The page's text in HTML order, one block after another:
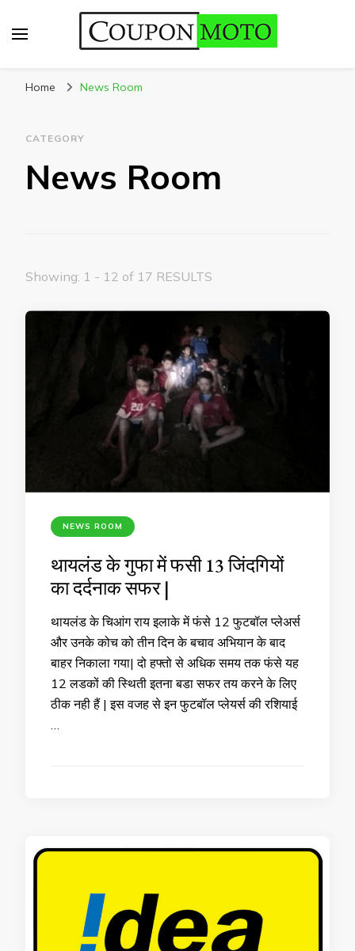
Home News Room
CATEGORY
News Room
Showing: 1 - 12 of 17 RESULTS
NEWS ROOM
थायलंड के गुफा में फसी 13 जिंदगियों
का दर्दनाक सफर |
थायलंड के चिआंग राय इलाके में फंसे 12 फुटबॉल प्लेअर्स
और उनके कोच को तीन दिन के बचाव अभियान के बाद
बाहर निकाला गया| दो हफ्तो से अधिक समय तक फंसे यह
12 लडकों की स्थिती इतना बडा सफर तय करने के लिए
ठीक नही हैं | इस वजह से इन फुटबॉल प्लेयर्स की रशियाई
…